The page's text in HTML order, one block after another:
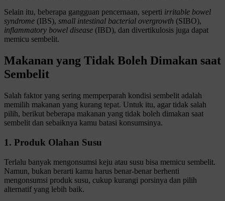
Selain itu, beberapa gangguan pencernaan, seperti irritable bowel
syndrome (IBS), small intestinal bacterial overgrowth (SIBO),
inflammatory bowel disease (IBD), dan divertikulosis juga dapat
memicu sembelit.
Makanan yang Tidak Boleh Dimakan saat
Sembelit
Salah faktor yang sering memperparah kondisi sembelit adalah
memilih makanan yang kurang tepat. Untuk itu, agar tidak salah
pilih, berikut beberapa makanan yang tidak boleh dimakan saat
sembelit dan sebaiknya kamu batasi konsumsinya.
1. Produk Olahan Susu
Terlalu banyak mengonsumsi keju atau susu bisa memicu sembelit.
Namun, bukan berarti kamu harus benar-benar berhenti
mengonsumsi produk susu, cukup kurangi porsinya dan pilih
alternatif yang lebih baik.